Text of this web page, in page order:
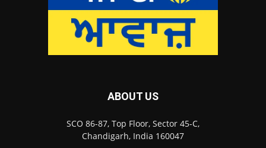
ABOUT US
SCO 86-87, Top Floor, Sector 45-C,
Chandigarh, India 160047